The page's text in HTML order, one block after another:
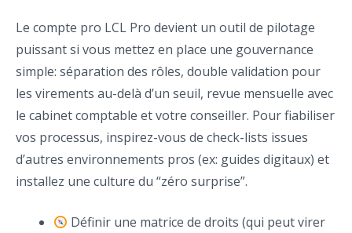
Le compte pro LCL Pro devient un outil de pilotage
puissant si vous mettez en place une gouvernance
simple: séparation des rôles, double validation pour
les virements au-delà d’un seuil, revue mensuelle avec
le cabinet comptable et votre conseiller. Pour fiabiliser
vos processus, inspirez-vous de check-lists issues
d’autres environnements pros (ex: guides digitaux) et
installez une culture du “zéro surprise”.
Définir une matrice de droits (qui peut virer